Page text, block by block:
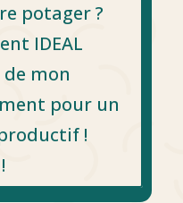
potager ?
IDEAL
mon
pour un
!